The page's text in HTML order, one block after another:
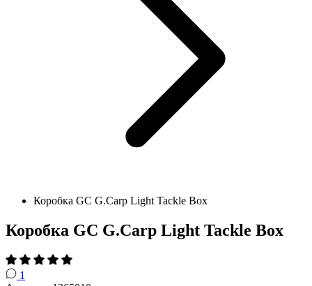
Коробка GC G.Carp Light Tackle Box
Коробка GC G.Carp Light Tackle Box
1